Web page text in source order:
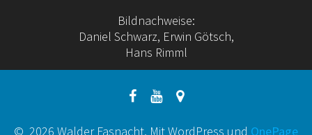
Bildnachweise:
Daniel Schwarz, Erwin Götsch,
Hans Rimml
© 2026 Walder Fasnacht. Mit WordPress und OnePage